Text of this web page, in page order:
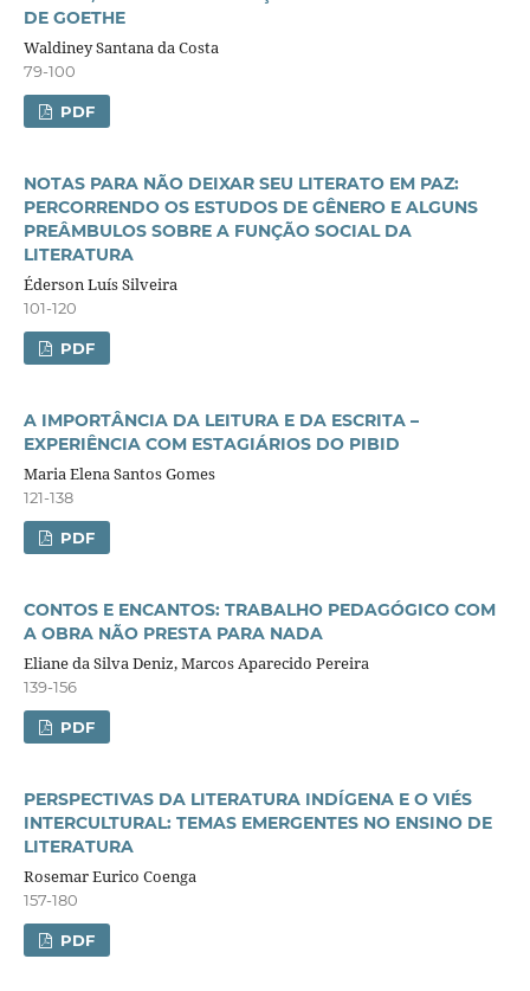
DE GOETHE
Waldiney Santana da Costa
79-100
PDF
NOTAS PARA NÃO DEIXAR SEU LITERATO EM PAZ:
PERCORRENDO OS ESTUDOS DE GÊNERO E ALGUNS
PREÂMBULOS SOBRE A FUNÇÃO SOCIAL DA
LITERATURA
Éderson Luís Silveira
101-120
PDF
A IMPORTÂNCIA DA LEITURA E DA ESCRITA –
EXPERIÊNCIA COM ESTAGIÁRIOS DO PIBID
Maria Elena Santos Gomes
121-138
PDF
CONTOS E ENCANTOS: TRABALHO PEDAGÓGICO COM
A OBRA NÃO PRESTA PARA NADA
Eliane da Silva Deniz, Marcos Aparecido Pereira
139-156
PDF
PERSPECTIVAS DA LITERATURA INDÍGENA E O VIÉS
INTERCULTURAL: TEMAS EMERGENTES NO ENSINO DE
LITERATURA
Rosemar Eurico Coenga
157-180
PDF